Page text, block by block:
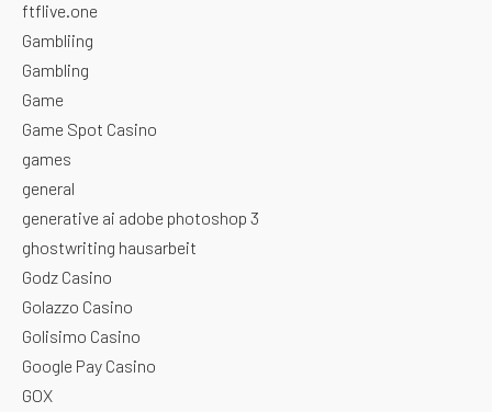
ftflive.one
Gambliing
Gambling
Game
Game Spot Casino
games
general
generative ai adobe photoshop 3
ghostwriting hausarbeit
Godz Casino
Golazzo Casino
Golisimo Casino
Google Pay Casino
GOX